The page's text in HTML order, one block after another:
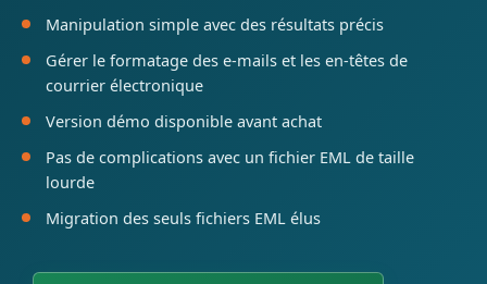
Manipulation simple avec des résultats précis
Gérer le formatage des e-mails et les en-têtes de
courrier électronique
Version démo disponible avant achat
Pas de complications avec un fichier EML de taille
lourde
Migration des seuls fichiers EML élus